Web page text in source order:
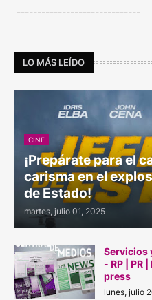
------------------------------
LO MÁS LEÍDO
CINE
¡Prepárate para el
carisma en el
de Estado!
martes, julio 01, 2025
Servicios
- RP | PR
press
lunes, julio